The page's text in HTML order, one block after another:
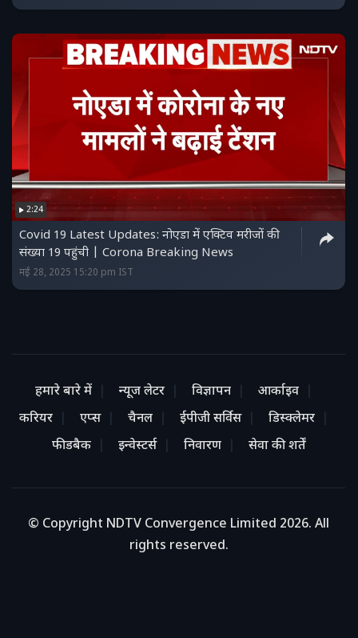
2:24
Covid 19 Latest Updates: नोएडा में एक्टिव मरीजों की
संख्या 19 पहुंची | Corona Breaking News
मई 28, 2025 15:20 pm IST
हमारे बारे में न्यूज लेटर विज्ञापन
आर्काइव
करियर
एप्स चैनल ईपीजी सर्विस
डिस्क्लेमर
फीडबैक
इन्वेस्टर्स निवारण सेवा की शर्तें
© Copyright NDTV Convergence Limited 2026. All
rights reserved.